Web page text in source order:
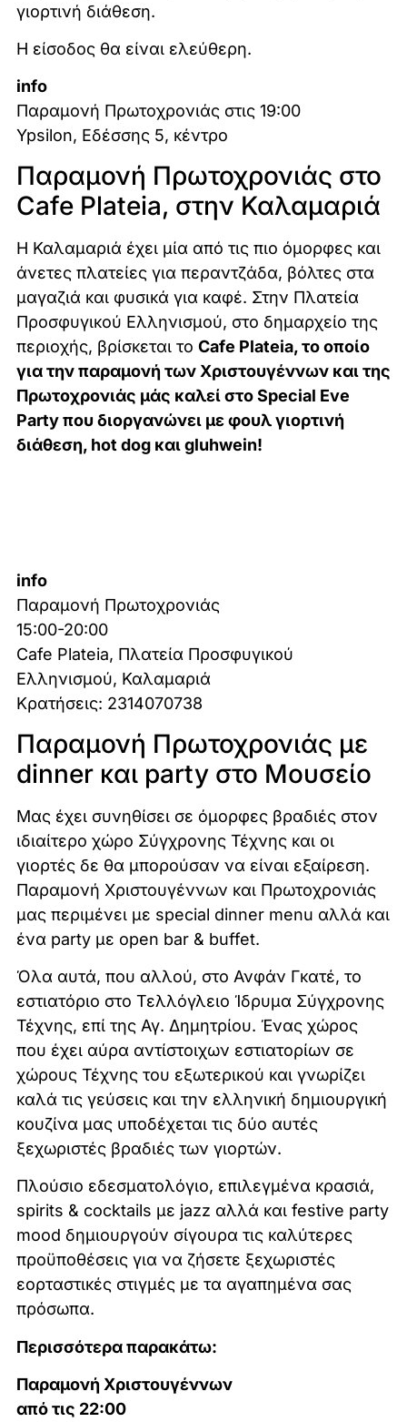
γιορτινή διάθεση.
Η είσοδος θα είναι ελεύθερη.
info
Παραμονή Πρωτοχρονιάς στις 19:00
Ypsilon, Εδέσσης 5, κέντρο
Παραμονή Πρωτοχρονιάς στο
Cafe Plateia, στην Καλαμαριά
Η Καλαμαριά έχει μία από τις πιο όμορφες και
άνετες πλατείες για περαντζάδα, βόλτες στα
μαγαζιά και φυσικά για καφέ. Στην Πλατεία
Προσφυγικού Ελληνισμού, στο δημαρχείο της
περιοχής, βρίσκεται το Cafe Plateia, το οποίο
για την παραμονή των Χριστουγέννων και της
Πρωτοχρονιάς μάς καλεί στο Special Eve
Party που διοργανώνει με φουλ γιορτινή
διάθεση, hot dog και gluhwein!
info
Παραμονή Πρωτοχρονιάς
15:00-20:00
Cafe Plateia, Πλατεία Προσφυγικού
Ελληνισμού, Καλαμαριά
Κρατήσεις: 2314070738
Παραμονή Πρωτοχρονιάς με
dinner και party στο Μουσείο
Μας έχει συνηθίσει σε όμορφες βραδιές στον
ιδιαίτερο χώρο Σύγχρονης Τέχνης και οι
γιορτές δε θα μπορούσαν να είναι εξαίρεση.
Παραμονή Χριστουγέννων και Πρωτοχρονιάς
μας περιμένει με special dinner menu αλλά και
ένα party με open bar & buffet.
Όλα αυτά, που αλλού, στο Ανφάν Γκατέ, το
εστιατόριο στο Τελλόγλειο Ίδρυμα Σύγχρονης
Τέχνης, επί της Αγ. Δημητρίου. Ένας χώρος
που έχει αύρα αντίστοιχων εστιατορίων σε
χώρους Τέχνης του εξωτερικού και γνωρίζει
καλά τις γεύσεις και την ελληνική δημιουργική
κουζίνα μας υποδέχεται τις δύο αυτές
ξεχωριστές βραδιές των γιορτών.
Πλούσιο εδεσματολόγιο, επιλεγμένα κρασιά,
spirits & cocktails με jazz αλλά και festive party
mood δημιουργούν σίγουρα τις καλύτερες
προϋποθέσεις για να ζήσετε ξεχωριστές
εορταστικές στιγμές με τα αγαπημένα σας
πρόσωπα.
Περισσότερα παρακάτω:
Παραμονή Χριστουγέννων
από τις 22:00